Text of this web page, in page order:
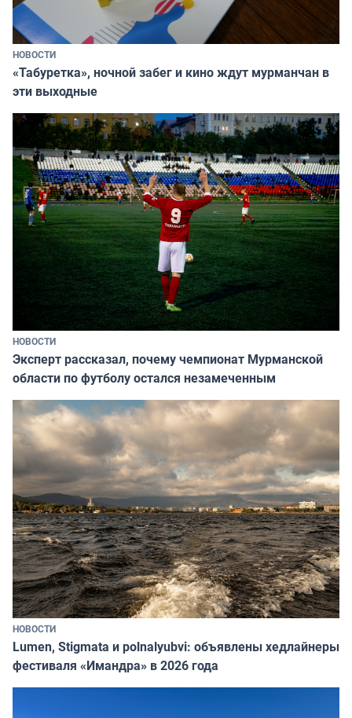
НОВОСТИ
«Табуретка», ночной забег и кино ждут мурманчан в
эти выходные
НОВОСТИ
Эксперт рассказал, почему чемпионат Мурманской
области по футболу остался незамеченным
НОВОСТИ
Lumen, Stigmata и polnalyubvi: объявлены хедлайнеры
фестиваля «Имандра» в 2026 года